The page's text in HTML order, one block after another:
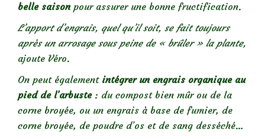
belle saison pour assurer une bonne fructification.
L’apport d’engrais, quel qu’il soit, se fait toujours
après un arrosage sous peine de « brûler » la plante,
ajoute Véro.
On peut également intégrer un engrais organique au
pied de l’arbuste: du compost bien mûr ou de la
corne broyée, ou un engrais à base de fumier, de
corne broyée, de poudre d’os et de sang desséché…